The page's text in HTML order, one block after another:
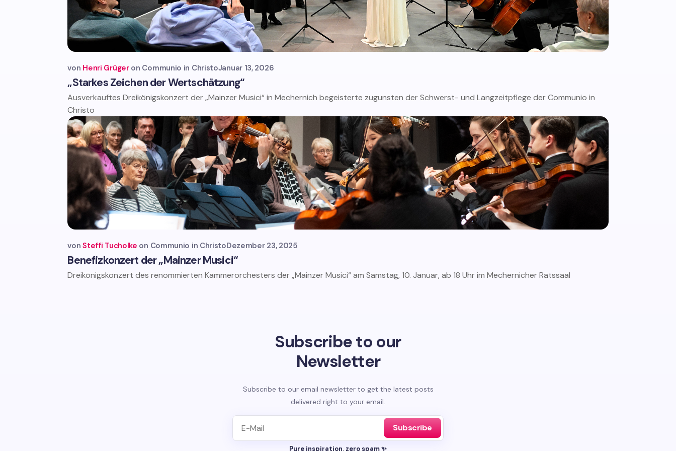
„Starkes Zeichen der Wertschätzung“
von Henri Grüger Communio in ChristoJanuar 13, 2026
Ausverkauftes Dreikönigskonzert der „Mainzer Musici“ in Mechernich begeisterte zugunsten der Schwerst- und Langzeitpflege der Communio in
Christo
Benefizkonzert der „Mainzer Musici“
vonSteffi Tucholke Communio in ChristoDezember 23, 2025
Dreikönigskonzert des renommierten Kammerorchesters der „Mainzer Musici“ am Samstag, 10. Januar, ab 18 Uhr im Mechernicher Ratssaal
Subscribe to our
Newsletter
Subscribe to our email newsletter to get the latest posts
delivered right to your email.
Subscribe
Pure inspiration, zero spam ✨